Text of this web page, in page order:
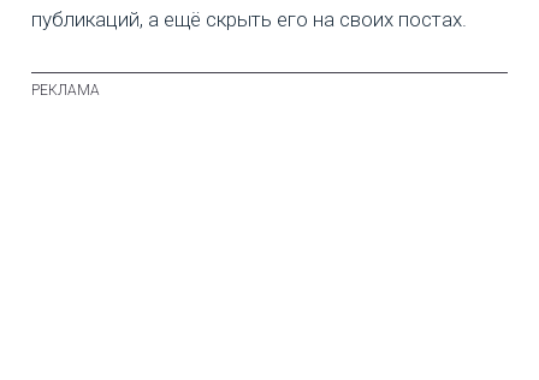
публикаций, а ещё скрыть его на своих постах.